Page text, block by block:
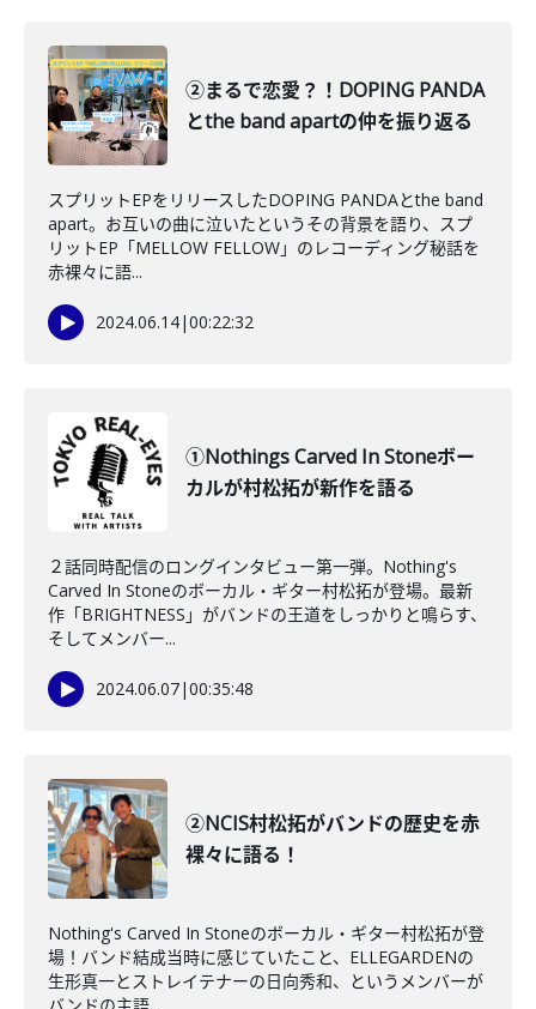
②まるで恋愛？！DOPING PANDA
とthe band apartの仲を振り返る
スプリットEPをリリースしたDOPING PANDAとthe band
apart。お互いの曲に泣いたというその背景を語り、スプ
リットEP「MELLOW FELLOW」のレコーディング秘話を
赤裸々に語...
2024.06.14|00:22:32
①Nothings Carved In Stoneボー
カルが村松拓が新作を語る
２話同時配信のロングインタビュー第一弾。Nothing's
Carved In Stoneのボーカル・ギター村松拓が登場。最新
作「BRIGHTNESS」がバンドの王道をしっかりと鳴らす、
そしてメンバー...
2024.06.07|00:35:48
②NCIS村松拓がバンドの歴史を赤
裸々に語る！
Nothing's Carved In Stoneのボーカル・ギター村松拓が登
場！バンド結成当時に感じていたこと、ELLEGARDENの
生形真一とストレイテナーの日向秀和、というメンバーが